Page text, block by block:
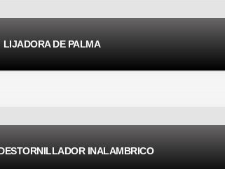
LIJADORA DE PALMA
INALAMBRICO